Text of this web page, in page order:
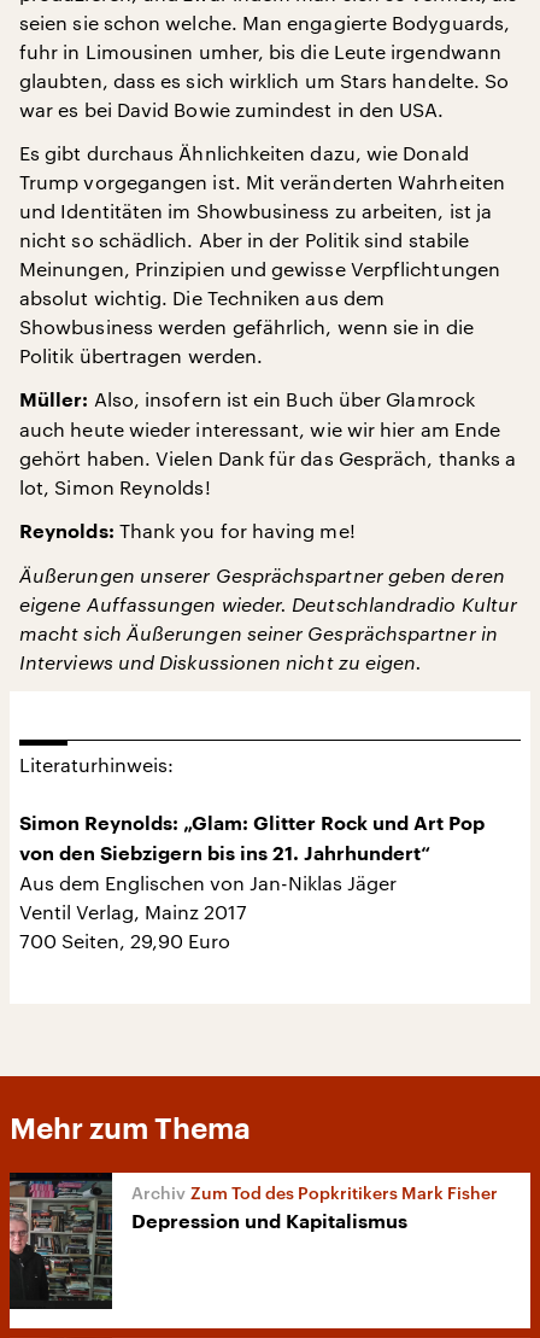
seien sie schon welche. Man engagierte Bodyguards,
fuhr in Limousinen umher, bis die Leute irgendwann
glaubten, dass es sich wirklich um Stars handelte. So
war es bei David Bowie zumindest in den USA.
Es gibt durchaus Ähnlichkeiten dazu, wie Donald
Trump vorgegangen ist. Mit veränderten Wahrheiten
und Identitäten im Showbusiness zu arbeiten, ist ja
nicht so schädlich. Aber in der Politik sind stabile
Meinungen, Prinzipien und gewisse Verpflichtungen
absolut wichtig. Die Techniken aus dem
Showbusiness werden gefährlich, wenn sie in die
Politik übertragen werden.
Müller: Also, insofern ist ein Buch über Glamrock
auch heute wieder interessant, wie wir hier am Ende
gehört haben. Vielen Dank für das Gespräch, thanks a
lot, Simon Reynolds!
Reynolds: Thank you for having me!
Äußerungen unserer Gesprächspartner geben deren
eigene Auffassungen wieder. Deutschlandradio Kultur
macht sich Äußerungen seiner Gesprächspartner in
Interviews und Diskussionen nicht zu eigen.
Literaturhinweis:
Simon Reynolds: „Glam: Glitter Rock und Art Pop
von den Siebzigern bis ins 21. Jahrhundert“
Aus dem Englischen von Jan-Niklas Jäger
Ventil Verlag, Mainz 2017
700 Seiten, 29,90 Euro
Mehr zum Thema
Zum Tod des Popkritikers Mark Fisher
Depression und Kapitalismus